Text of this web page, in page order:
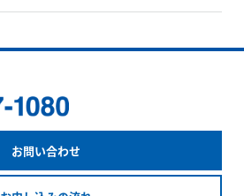
お問い合わせ